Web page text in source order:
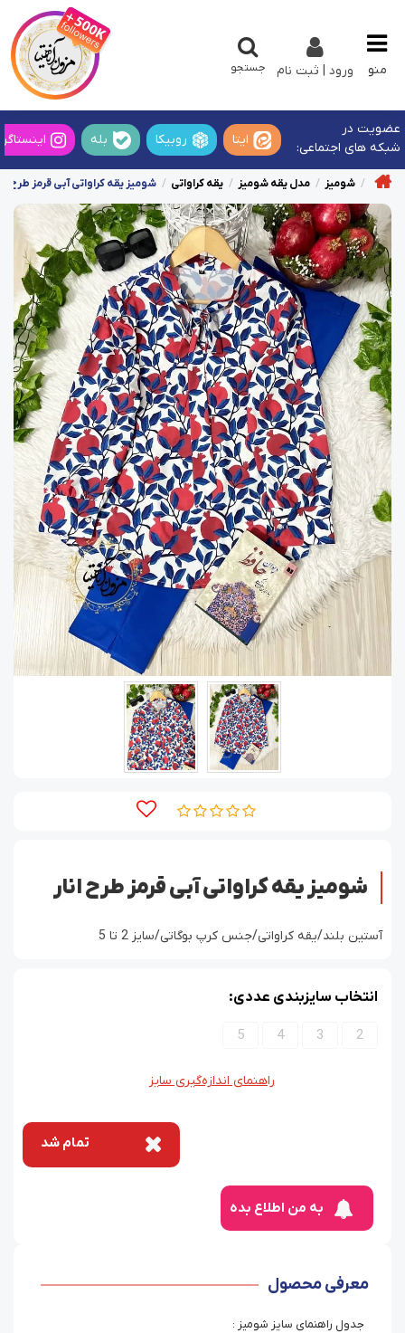
منو ورود | ثبت نام جستجو
عضویت در
شبکه های اجتماعی:
ایتا روبیکا بله
شومیز مدل یقه شومیز یقه کراواتی شومیز یقه کراواتی آبی قرمز طرح
شومیز یقه کراواتی آبی قرمز طرح انار
آستین بلند/یقه کراواتی/جنس کرپ بوگاتی/سایز 2 تا 5
انتخاب سایزبندی عددی:
2
3
4
5
راهنمای اندازه‌گیری سایز
تمام شد
به من اطلاع بده
معرفی محصول
جدول راهنمای سایز شومیز :